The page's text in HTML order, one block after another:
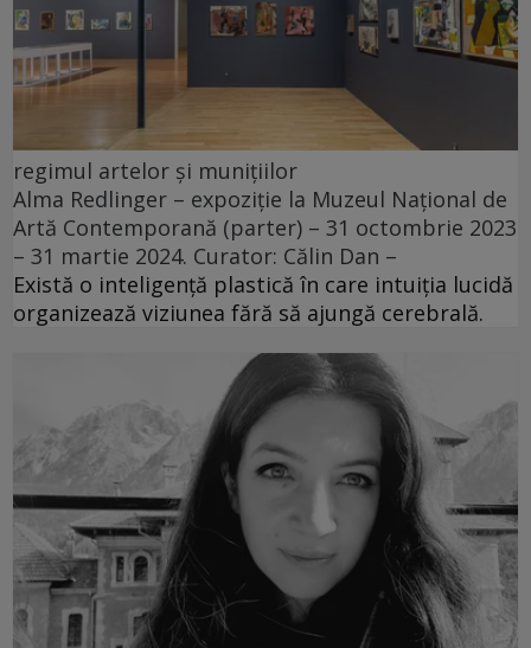
regimul artelor și munițiilor
Alma Redlinger – expoziție la Muzeul Național de
Artă Contemporană (parter) – 31 octombrie 2023
– 31 martie 2024. Curator: Călin Dan –
Există o inteligență plastică în care intuiția lucidă
organizează viziunea fără să ajungă cerebrală.